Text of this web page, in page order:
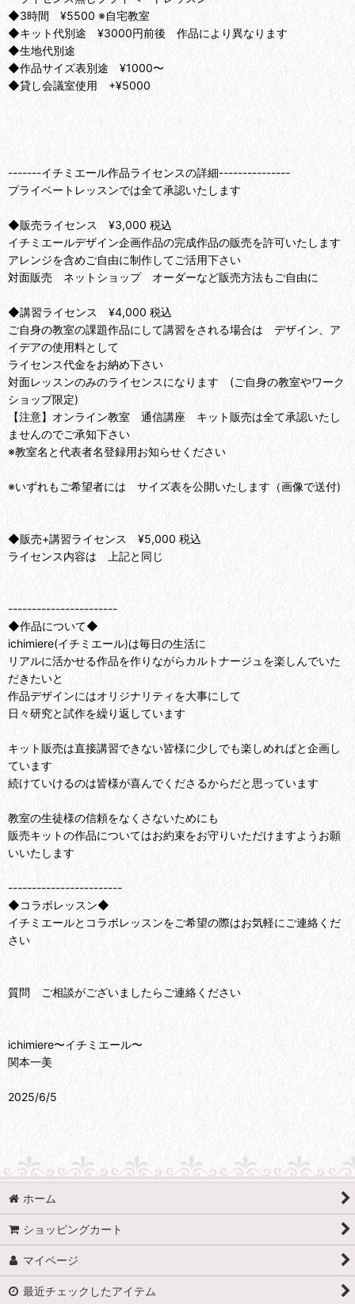
◆3時間 ¥5500 ※自宅教室
◆キット代別途 ¥3000円前後 作品により異なります
◆生地代別途
◆作品サイズ表別途 ¥1000〜
◆貸し会議室使用 +¥5000
-------イチミエール作品ライセンスの詳細---------------
プライベートレッスンでは全て承認いたします
◆販売ライセンス ¥3,000 税込
イチミエールデザイン企画作品の完成作品の販売を許可いたします
アレンジを含めご自由に制作してご活用下さい
対面販売 ネットショップ オーダーなど販売方法もご自由に
◆講習ライセンス ¥4,000 税込
ご自身の教室の課題作品にして講習をされる場合は デザイン、ア
イデアの使用料として
ライセンス代金をお納め下さい
対面レッスンのみのライセンスになります (ご自身の教室やワーク
ショップ限定)
【注意】オンライン教室 通信講座 キット販売は全て承認いたし
ませんのでご承知下さい
※教室名と代表者名登録用お知らせください
※いずれもご希望者には サイズ表を公開いたします（画像で送付)
◆販売+講習ライセンス ¥5,000 税込
ライセンス内容は 上記と同じ
-----------------------
◆作品について◆
ichimiere(イチミエール)は毎日の生活に
リアルに活かせる作品を作りながらカルトナージュを楽しんでいた
だきたいと
作品デザインにはオリジナリティを大事にして
日々研究と試作を繰り返しています
キット販売は直接講習できない皆様に少しでも楽しめればと企画し
ています
続けていけるのは皆様が喜んでくださるからだと思っています
教室の生徒様の信頼をなくさないためにも
販売キットの作品についてはお約束をお守りいただけますようお願
いいたします
------------------------
◆コラボレッスン◆
イチミエールとコラボレッスンをご希望の際はお気軽にご連絡くだ
さい
質問 ご相談がございましたらご連絡ください
ichimiere〜イチミエール〜
関本一美
2025/6/5
ホーム
ショッピングカート
マイページ
最近チェックしたアイテム